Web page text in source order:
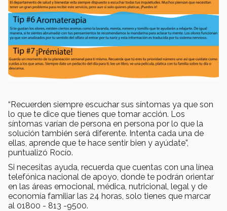
“Recuerden siempre escuchar sus síntomas ya que son
lo que te dice que tienes que tomar acción. Los
síntomas varían de persona en persona por lo que la
solución también será diferente. Intenta cada una de
ellas, aprende que te hace sentir bien y ayúdate”,
puntualizó Rocío.
Si necesitas ayuda, recuerda que cuentas con una línea
telefónica nacional de apoyo, donde te podrán orientar
en las áreas emocional, médica, nutricional, legal y de
economía familiar las 24 horas, solo tienes que marcar
al 01800 - 813 -9500.